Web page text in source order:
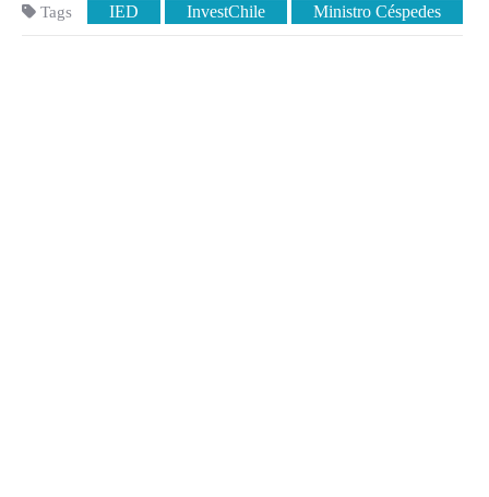
Tags IED InvestChile Ministro Céspedes